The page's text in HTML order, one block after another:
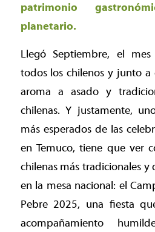
patrimonio
planetario.
Llegó Septiembre, el
todos los chilenos y junto a
aroma a asado y
chilenas. Y justamente,
más esperados de las
en Temuco, tiene que ver
chilenas más tradicionales
en la mesa nacional: el
Pebre 2025, una fiesta
acompañamiento